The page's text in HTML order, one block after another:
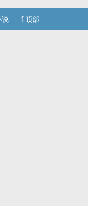
说 顶部